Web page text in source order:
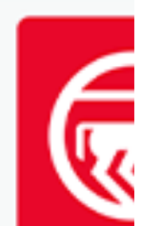
od dziś
Oferta od czwartku